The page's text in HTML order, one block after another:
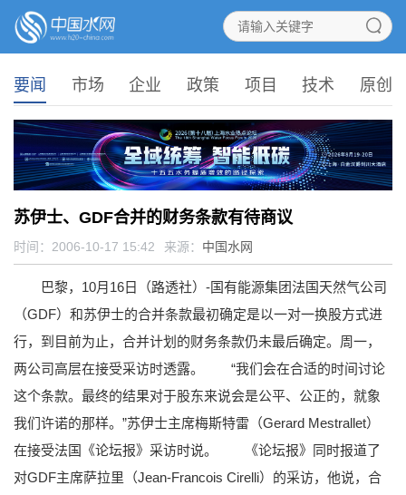
要闻 市场 企业 政策 项目 技术 原创
苏伊士、GDF合并的财务条款有待商议
时间：2006-10-17 15:42 来源： 中国水网
巴黎，10月16日（路透社）-国有能源集团法国天然气公司
（GDF）和苏伊士的合并条款最初确定是以一对一换股方式进
行，到目前为止，合并计划的财务条款仍未最后确定。周一，
两公司高层在接受采访时透露。
“我们会在合适的时间讨论
这个条款。最终的结果对于股东来说会是公平、公正的，就象
我们许诺的那样。”苏伊士主席梅斯特雷（Gerard Mestrallet）
在接受法国《论坛报》采访时说。
《论坛报》同时报道了
对GDF主席萨拉里（Jean-Francois Cirelli）的采访，他说，合